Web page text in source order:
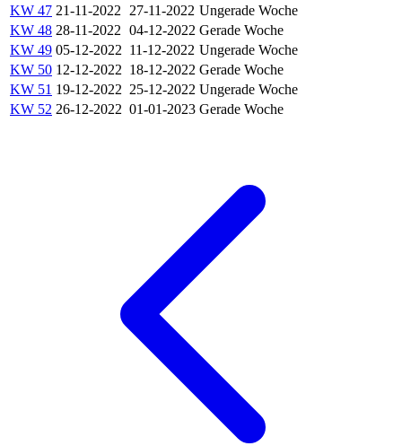
KW 47 21-11-2022 27-11-2022 Ungerade Woche
KW 48 28-11-2022 04-12-2022 Gerade Woche
KW 49 05-12-2022 11-12-2022 Ungerade Woche
KW 50 12-12-2022 18-12-2022 Gerade Woche
KW 51 19-12-2022 25-12-2022 Ungerade Woche
KW 52 26-12-2022 01-01-2023 Gerade Woche